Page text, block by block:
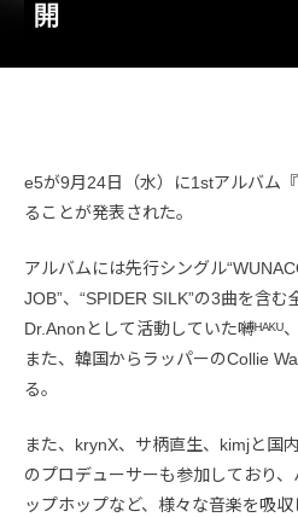
開
e5が9月24日（水）に1stアルバム
ることが発表された。
アルバムには先行シングル
JOB”、“SPIDER SILK”の3曲を含む
Dr.Anonとして活動していた嚩ᴴᴬᴷᵁ
また、韓国からラッパーのCollie
る。
また、krynX、サ柄直生、kimjと国
のプロデューサーも参加しており
ップホップなど、様々な音楽を吸